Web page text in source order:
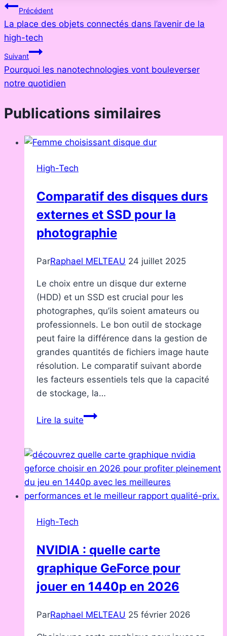
Navigation
de
l’article
Précédent
La place des objets connectés dans l’avenir de la
high-tech
Suivant
Pourquoi les nanotechnologies vont bouleverser
notre quotidien
Publications similaires
High-Tech
Comparatif des disques durs
externes et SSD pour la
photographie
ParRaphael MELTEAU 24 juillet 2025
Le choix entre un disque dur externe
(HDD) et un SSD est crucial pour les
photographes, qu’ils soient amateurs ou
professionnels. Le bon outil de stockage
peut faire la différence dans la gestion de
grandes quantités de fichiers image haute
résolution. Le comparatif suivant aborde
les facteurs essentiels tels que la capacité
de stockage, la…
Lire la suiteComparatif
durs
externes
et
SSD
High-Tech
NVIDIA : quelle carte
graphique GeForce pour
jouer en 1440p en 2026
ParRaphael MELTEAU 25 février 2026